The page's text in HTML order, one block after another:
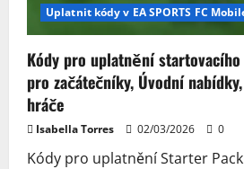
Uplatnit kódy v EA SPORTS FC
Kódy pro uplatnění
pro začátečníky, Úvodní
hráče
Isabella Torres 02/03/2026 0
Kódy pro uplatnění Starter Pack